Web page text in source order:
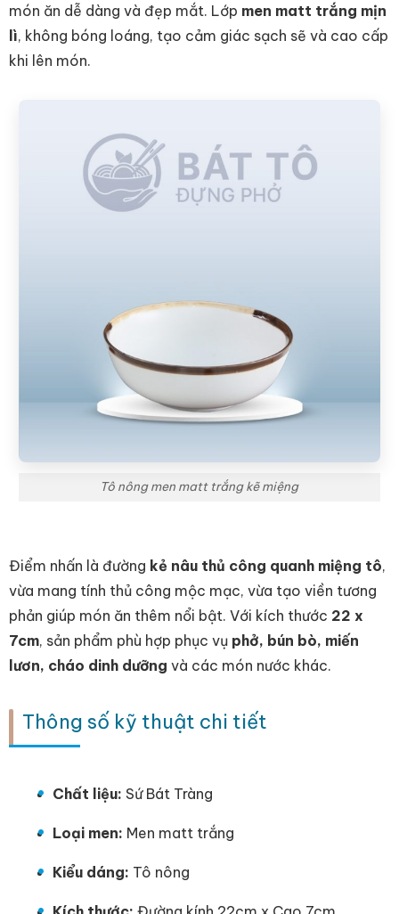
món ăn dễ dàng và đẹp mắt. Lớp men matt trắng mịn
lì, không bóng loáng, tạo cảm giác sạch sẽ và cao cấp
khi lên món.
Tô nông men matt trắng kẽ miệng
Điểm nhấn là đường kẻ nâu thủ công quanh miệng tô,
vừa mang tính thủ công mộc mạc, vừa tạo viền tương
phản giúp món ăn thêm nổi bật. Với kích thước 22 x
7cm, sản phẩm phù hợp phục vụ phở, bún bò, miến
lươn, cháo dinh dưỡng và các món nước khác.
Thông số kỹ thuật chi tiết
Chất liệu: Sứ Bát Tràng
Loại men: Men matt trắng
Kiểu dáng: Tô nông